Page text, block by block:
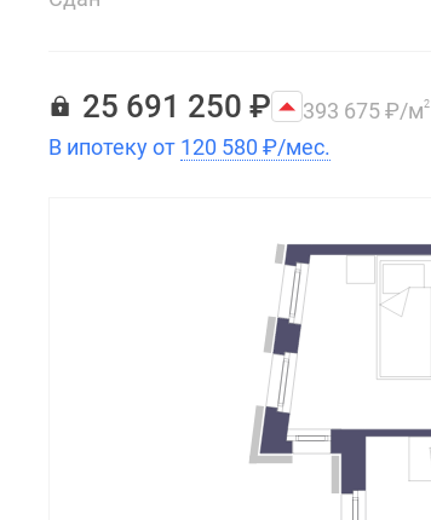
25 691 250 ₽ 393 675₽/м2
В ипотеку от 120 580 ₽/мес.